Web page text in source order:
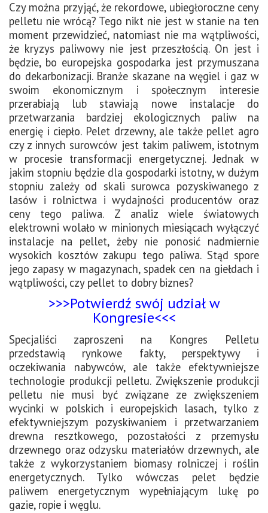
Czy można przyjąć, że rekordowe, ubiegłoroczne ceny
pelletu nie wrócą? Tego nikt nie jest w stanie na ten
moment przewidzieć, natomiast nie ma wątpliwości,
że kryzys paliwowy nie jest przeszłością. On jest i
będzie, bo europejska gospodarka jest przymuszana
do dekarbonizacji. Branże skazane na węgiel i gaz w
swoim ekonomicznym i społecznym interesie
przerabiają lub stawiają nowe instalacje do
przetwarzania bardziej ekologicznych paliw na
energię i ciepło. Pelet drzewny, ale także pellet agro
czy z innych surowców jest takim paliwem, istotnym
w procesie transformacji energetycznej. Jednak w
jakim stopniu będzie dla gospodarki istotny, w dużym
stopniu zależy od skali surowca pozyskiwanego z
lasów i rolnictwa i wydajności producentów oraz
ceny tego paliwa. Z analiz wiele światowych
elektrowni wolało w minionych miesiącach wyłączyć
instalacje na pellet, żeby nie ponosić nadmiernie
wysokich kosztów zakupu tego paliwa. Stąd spore
jego zapasy w magazynach, spadek cen na giełdach i
wątpliwości, czy pellet to dobry biznes?
>>>Potwierdź swój udział w
Kongresie<<<
Specjaliści zaproszeni na Kongres Pelletu
przedstawią rynkowe fakty, perspektywy i
oczekiwania nabywców, ale także efektywniejsze
technologie produkcji pelletu. Zwiększenie produkcji
pelletu nie musi być związane ze zwiększeniem
wycinki w polskich i europejskich lasach, tylko z
efektywniejszym pozyskiwaniem i przetwarzaniem
drewna resztkowego, pozostałości z przemysłu
drzewnego oraz odzysku materiałów drzewnych, ale
także z wykorzystaniem biomasy rolniczej i roślin
energetycznych. Tylko wówczas pelet będzie
paliwem energetycznym wypełniającym lukę po
gazie, ropie i węglu.